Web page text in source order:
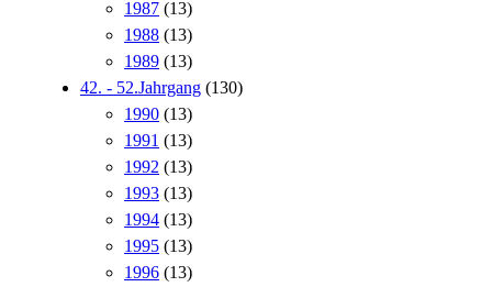
1987 (13)
1988 (13)
1989 (13)
42. - 52.Jahrgang (130)
1990 (13)
1991 (13)
1992 (13)
1993 (13)
1994 (13)
1995 (13)
1996 (13)